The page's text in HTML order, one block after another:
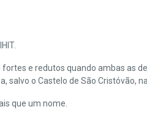
e redutos quando ambas as
o Castelo de São Cristóvão,
que um nome.